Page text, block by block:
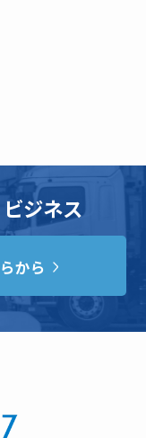
ジネス
から